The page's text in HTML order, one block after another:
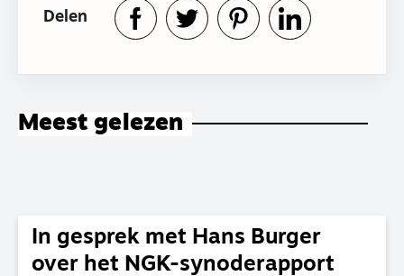
Delen
Meest gelezen
In gesprek met Hans Burger
over het NGK-synoderapport